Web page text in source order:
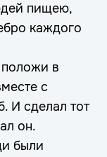
пищею,
каждого
в
с
И сделал тот
он.
были